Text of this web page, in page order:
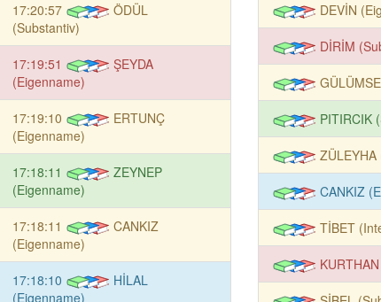
17:20:57
ÖDÜL
(Substantiv)
17:19:51
ŞEYDA
(Eigenname)
17:19:10
ERTUNÇ
(Eigenname)
17:18:11
ZEYNEP
(Eigenname)
17:18:11
CANKIZ
(Eigenname)
17:18:10
HİLAL
(Eigenname)
DEVİN
DİRİM
PITIRCIK
CANKIZ
TİBET